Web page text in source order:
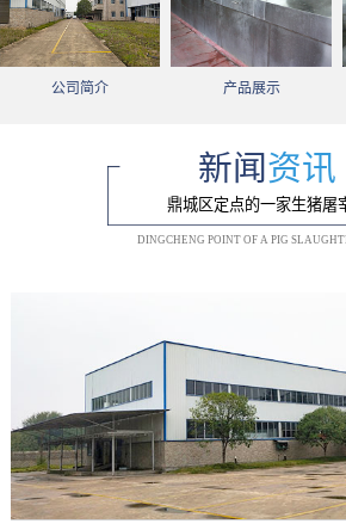
公司简介 产品展示
新闻资讯
鼎城区定点的一家生猪屠
DINGCHENG POINT OF A PIG